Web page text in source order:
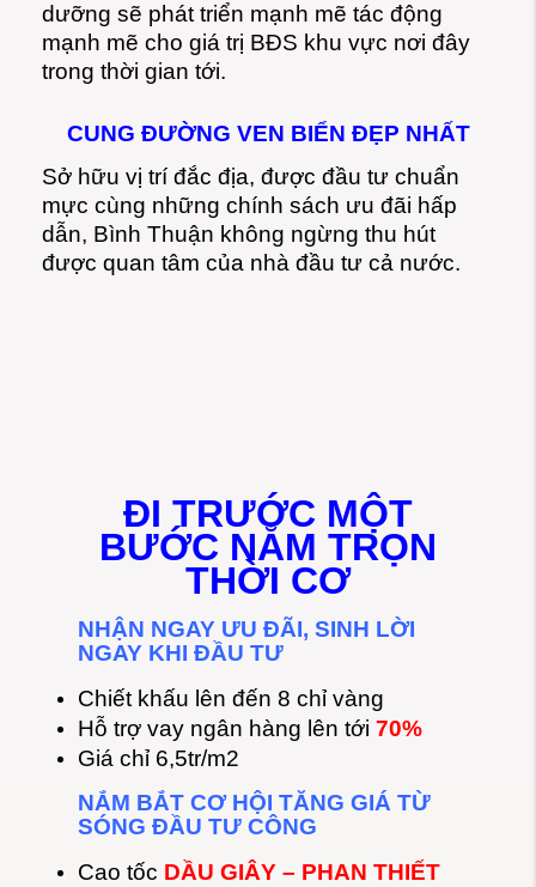
dưỡng sẽ phát triển mạnh mẽ tác động
mạnh mẽ cho giá trị BĐS khu vực nơi đây
trong thời gian tới.
CUNG ĐƯỜNG VEN BIỂN ĐẸP NHẤT
Sở hữu vị trí đắc địa, được đầu tư chuẩn
mực cùng những chính sách ưu đãi hấp
dẫn, Bình Thuận không ngừng thu hút
được quan tâm của nhà đầu tư cả nước.
ĐI TRƯỚC MỘT
BƯỚC NẮM TRỌN
THỜI CƠ
NHẬN NGAY ƯU ĐÃI, SINH LỜI
NGAY KHI ĐẦU TƯ
Chiết khấu lên đến 8 chỉ vàng
Hỗ trợ vay ngân hàng lên tới 70%
Giá chỉ 6,5tr/m2
NẮM BẮT CƠ HỘI TĂNG GIÁ TỪ
SÓNG ĐẦU TƯ CÔNG
Cao tốc DẦU GIÂY – PHAN THIẾT